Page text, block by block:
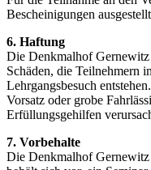
Bescheinigungen
6. Haftung
Die Denkmalhof
Schäden, die Teilnehmern
Lehrgangsbesuch
Vorsatz oder grobe
Erfüllungsgehilfen
7. Vorbehalte
Die Denkmalhof